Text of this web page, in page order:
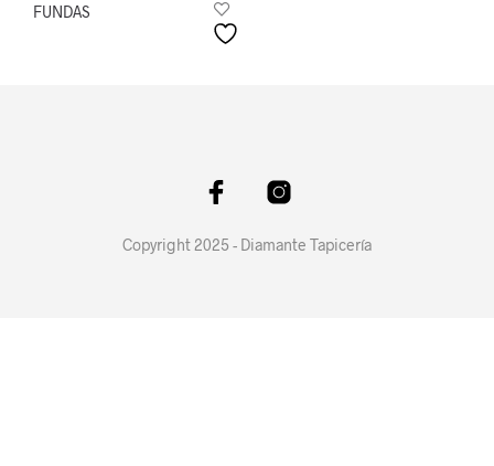
FUNDAS
Copyright 2025 - Diamante Tapicería